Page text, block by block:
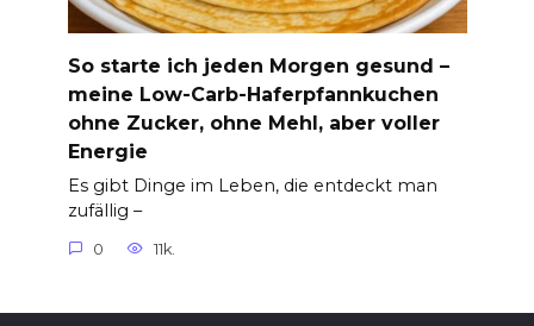
So starte ich jeden Morgen gesund –
meine Low-Carb-Haferpfannkuchen
ohne Zucker, ohne Mehl, aber voller
Energie
Es gibt Dinge im Leben, die entdeckt man
zufällig –
0 11k.